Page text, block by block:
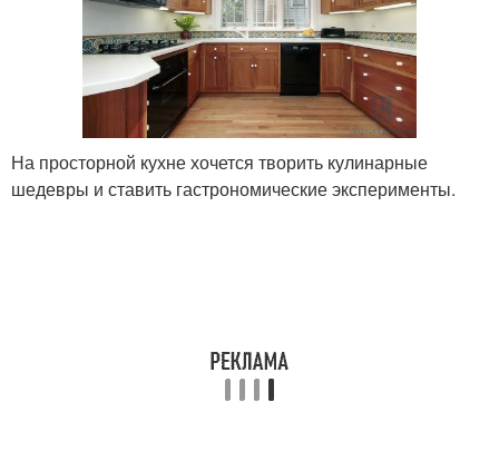
На просторной кухне хочется творить кулинарные
шедевры и ставить гастрономические эксперименты.